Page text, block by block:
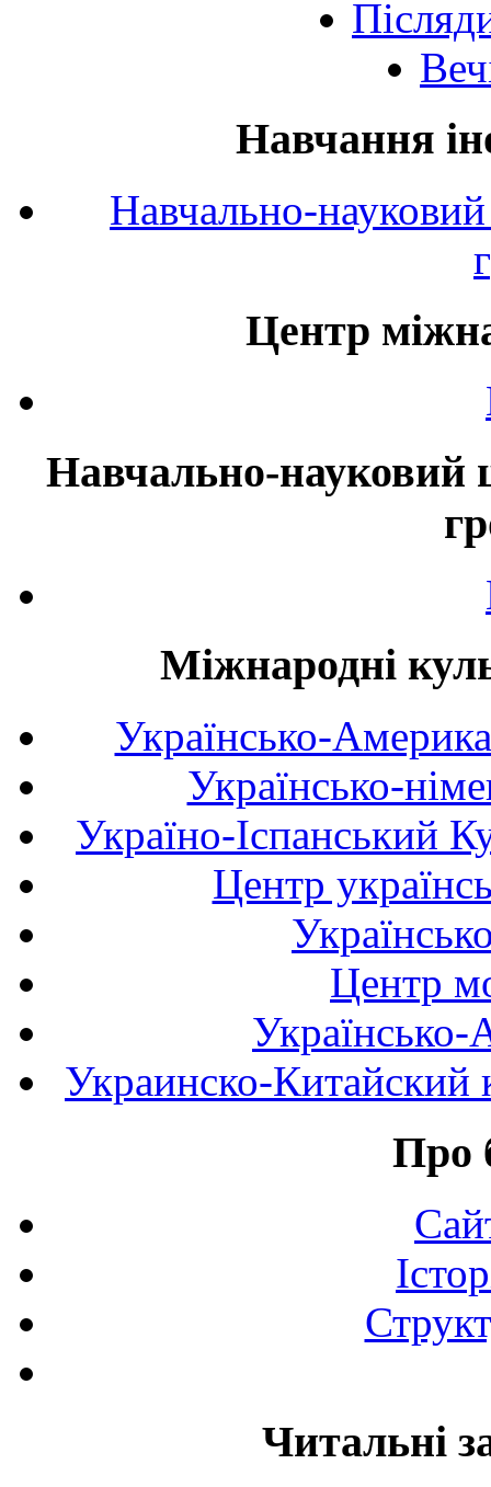
Навчання
Навчально-
Центр
Навчально-науковий
Міжнародні
Українсько-
Українсько-
Україно-Іспанський
Центр
Центр
Українсько-
Украинско-Китайский
Про
Читальні